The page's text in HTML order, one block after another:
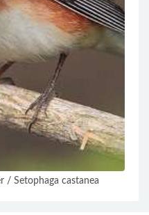
/ Setophaga castanea